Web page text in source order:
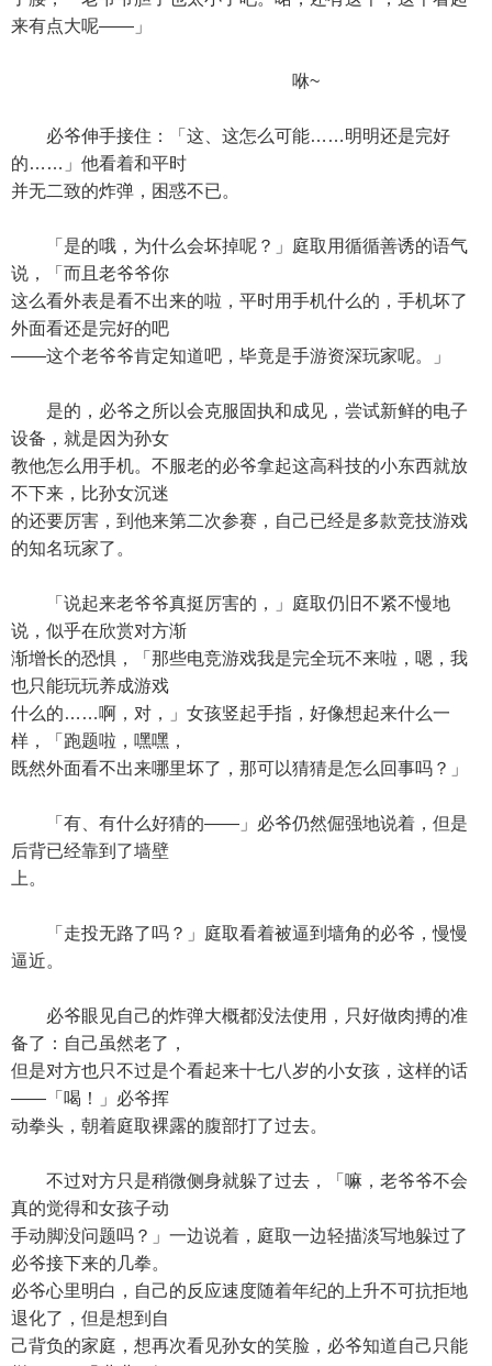
来有点大呢——」
咻~
必爷伸手接住：「这、这怎么可能……明明还是完好
的……」他看着和平时
并无二致的炸弹，困惑不已。
「是的哦，为什么会坏掉呢？」庭取用循循善诱的语气
说，「而且老爷爷你
这么看外表是看不出来的啦，平时用手机什么的，手机坏了
外面看还是完好的吧
——这个老爷爷肯定知道吧，毕竟是手游资深玩家呢。」
是的，必爷之所以会克服固执和成见，尝试新鲜的电子
设备，就是因为孙女
教他怎么用手机。不服老的必爷拿起这高科技的小东西就放
不下来，比孙女沉迷
的还要厉害，到他来第二次参赛，自己已经是多款竞技游戏
的知名玩家了。
「说起来老爷爷真挺厉害的，」庭取仍旧不紧不慢地
说，似乎在欣赏对方渐
渐增长的恐惧，「那些电竞游戏我是完全玩不来啦，嗯，我
也只能玩玩养成游戏
什么的……啊，对，」女孩竖起手指，好像想起来什么一
样，「跑题啦，嘿嘿，
既然外面看不出来哪里坏了，那可以猜猜是怎么回事吗？」
「有、有什么好猜的——」必爷仍然倔强地说着，但是
后背已经靠到了墙壁
上。
「走投无路了吗？」庭取看着被逼到墙角的必爷，慢慢
逼近。
必爷眼见自己的炸弹大概都没法使用，只好做肉搏的准
备了：自己虽然老了，
但是对方也只不过是个看起来十七八岁的小女孩，这样的话
——「喝！」必爷挥
动拳头，朝着庭取裸露的腹部打了过去。
不过对方只是稍微侧身就躲了过去，「嘛，老爷爷不会
真的觉得和女孩子动
手动脚没问题吗？」一边说着，庭取一边轻描淡写地躲过了
必爷接下来的几拳。
必爷心里明白，自己的反应速度随着年纪的上升不可抗拒地
退化了，但是想到自
己背负的家庭，想再次看见孙女的笑脸，必爷知道自己只能